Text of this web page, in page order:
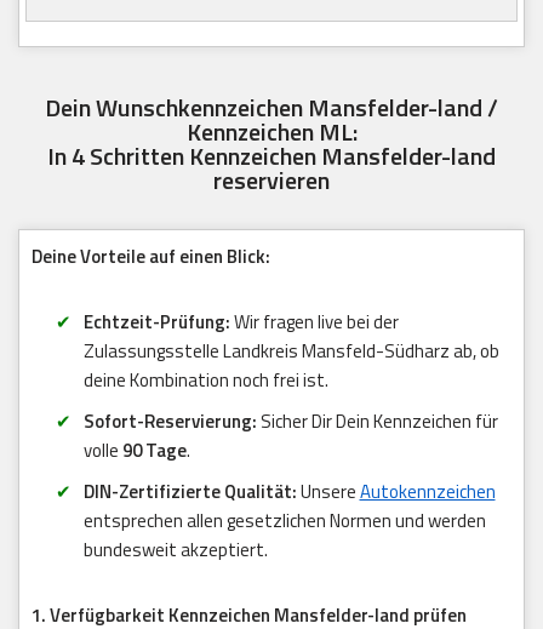
Dein Wunschkennzeichen Mansfelder-land /
Kennzeichen ML:
In 4 Schritten Kennzeichen Mansfelder-land
reservieren
Deine Vorteile auf einen Blick:
Echtzeit-Prüfung:Wir fragen live bei der
Zulassungsstelle Landkreis Mansfeld-Südharz ab, ob
deine Kombination noch frei ist.
Sofort-Reservierung: Sicher Dir Dein Kennzeichen für
volle 90 Tage.
DIN-Zertifizierte Qualität:UnsereAutokennzeichen
entsprechen allen gesetzlichen Normen und werden
bundesweit akzeptiert.
1. Verfügbarkeit Kennzeichen Mansfelder-land prüfen